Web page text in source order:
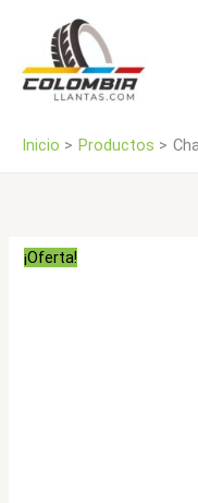
contenido
Inicio Productos
¡Oferta!